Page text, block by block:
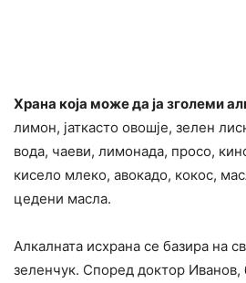
Храна која може да ја зголеми
лимон, јаткасто овошје, зелен
вода, чаеви, лимонада, просо,
кисело млеко, авокадо, кокос,
цедени масла.
Алкалната исхрана се базира на
зеленчук. Според доктор Иванов,